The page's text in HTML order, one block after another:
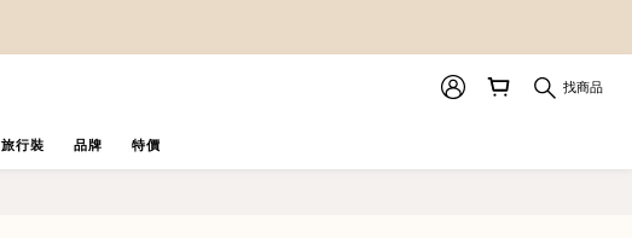
找商品
旅行裝 品牌 特價